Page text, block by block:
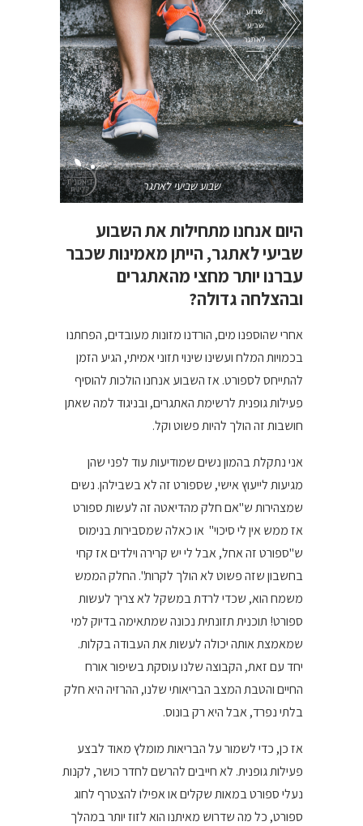
שבוע שביעי לאתגר
היום אנחנו מתחילות את השבוע
שביעי לאתגר, הייתן מאמינות שכבר
עברנו יותר מחצי מהאתגרים
ובהצלחה גדולה?
אחרי שהוספנו מים, הורדנו מזונות מעובדים, הפחתנו
בכמויות המלח ועשינו שינוי תזוני אמיתי, הגיע הזמן
להתייחס לספורט. אז השבוע אנחנו הולכות להוסיף
פעילות גופנית לרשימת האתגרים, ובניגוד למה שאתן
חושבות זה הולך להיות פשוט וקל.
אני נתקלת בהמון נשים שמודיעות עוד לפני שהן
מגיעות לייעוץ אישי, שספורט זה לא בשבילהן. נשים
שמצהירות ש"אם חלק מהדיאטה זה לעשות ספורט
אז ממש אין לי סיכוי" או כאלה שמסבירות בנימוס
ש"ספורט זה אחל, אבל לי יש קרירה וילדים אז קחי
בחשבון שזה פשוט לא הולך לקרות". החלק הממש
משמח הוא, שכדי לרדת במשקל לא צריך לעשות
ספורט! תוכנית תזונתית נכונה שמתאימה בדיוק למי
שמאמצת אותה יכולה לעשות את העבודה בקלות.
יחד עם זאת, הקבוצה שלנו עוסקת בשיפור אורח
החיים והטבת המצב הבריאותי שלנו, ההרזיה היא חלק
בלתי נפרד, אבל היא רק בונוס.
אז כן, כדי לשמור על הבריאות מומלץ מאוד לבצע
פעילות גופנית. לא חייבים להרשם לחדר כושר, לקנות
נעלי ספורט במאות שקלים או אפילו להצטרף לחוג
ספורט, כל מה שדרוש מאיתנו הוא לזוז יותר במהלך